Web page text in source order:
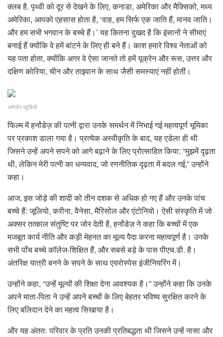
क्लब है. पृथ्वी को दूर से देखने के लिए, कनाडा, अमेरिका और मैक्सिको, मध्य
अमेरिका, आपको एहसास होता है, ‘वाह, हम सिर्फ एक जाति हैं, मानव जाति।
और हम सभी भगवान के बच्चे हैं।’ यह कितना दुखद है कि इंसानों ने सीमाएं
बनाई हैं क्योंकि वे हमें बांटने के लिए ही बने हैं। काश हमारे विश्व नेताओं को
यह पता होता, क्योंकि अगर वे ऐसा जानते तो हमें यूक्रेन और रूस, उत्तर और
दक्षिण कोरिया, चीन और ताइवान के साथ जैसी समस्याएं नहीं होतीं।
अमेज़ॅन स्टूडियो
फिल्म में हर्नांडेज़ की पत्नी द्वारा उनके समर्थन में निभाई गई महत्वपूर्ण भूमिका
पर प्रकाश डाला गया है। प्रत्येक अस्वीकृति के बाद, यह एडेला ही थी
जिसने उन्हें अपने सपने को आगे बढ़ाने के लिए प्रोत्साहित किया: “मुझमें दृढ़ता
थी, लेकिन मेरी पत्नी का धन्यवाद, जो रणनीतिक दृढ़ता में बदल गई,” उन्होंने
कहा।
आज, इस जोड़े की शादी को तीन दशक से अधिक हो गए हैं और उनके पांच
बच्चे हैं: जूलियो, करीना, वैनेसा, मैरिसोल और एंटोनियो। ऐसी संस्कृति में जो
अक्सर तत्काल संतुष्टि पर जोर देती है, हर्नांडेज़ ने कहा कि बच्चों में एक
मजबूत कार्य नीति और कड़ी मेहनत का मूल्य पैदा करना महत्वपूर्ण है। उनके
सभी पाँच बच्चे कॉलेज-शिक्षित हैं, और सबसे बड़े के पास पीएच.डी. है।
अंतरिक्ष यात्री बनने के सपने के साथ एयरोस्पेस इंजीनियरिंग में।
उन्होंने कहा, “उन्हें मूल्यों की शिक्षा देना आवश्यक है।” उन्होंने कहा कि उनके
अपने माता-पिता ने उन्हें अपने बच्चों के लिए बेहतर भविष्य सुरक्षित करने के
लिए बलिदान देने का महत्व सिखाया है।
और यह अंततः परिवार के प्रति उनकी प्रतिबद्धता थी जिसने उन्हें नासा और